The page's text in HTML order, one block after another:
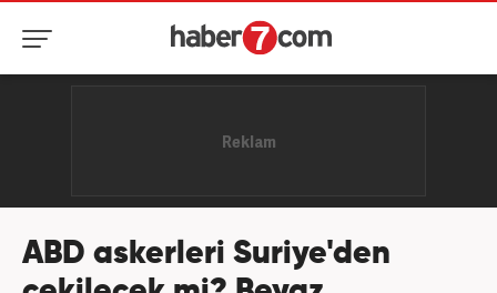
ABD askerleri Suriye'den